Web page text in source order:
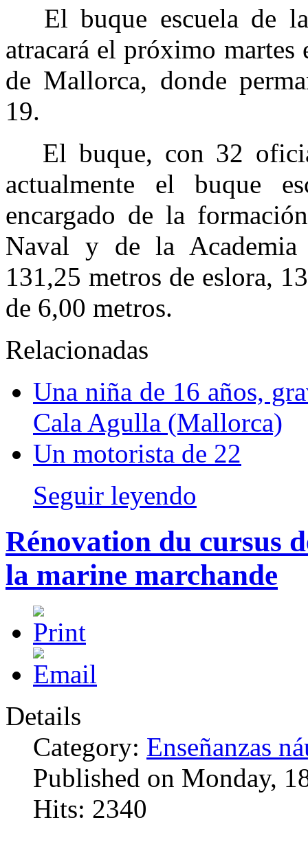
El buque escuela de
atracará el próximo martes
de Mallorca, donde
19.
El buque, con 32
actualmente el buque
encargado de la
Naval y de la Academia
131,25 metros de eslora,
de 6,00 metros.
Relacionadas
Una niña de 16 años,
Cala Agulla (Mallorca)
Un motorista de 22
Seguir leyendo
Rénovation du cursus
la marine marchande
Details
Category: Enseñanzas
Published on Monday,
Hits: 2340